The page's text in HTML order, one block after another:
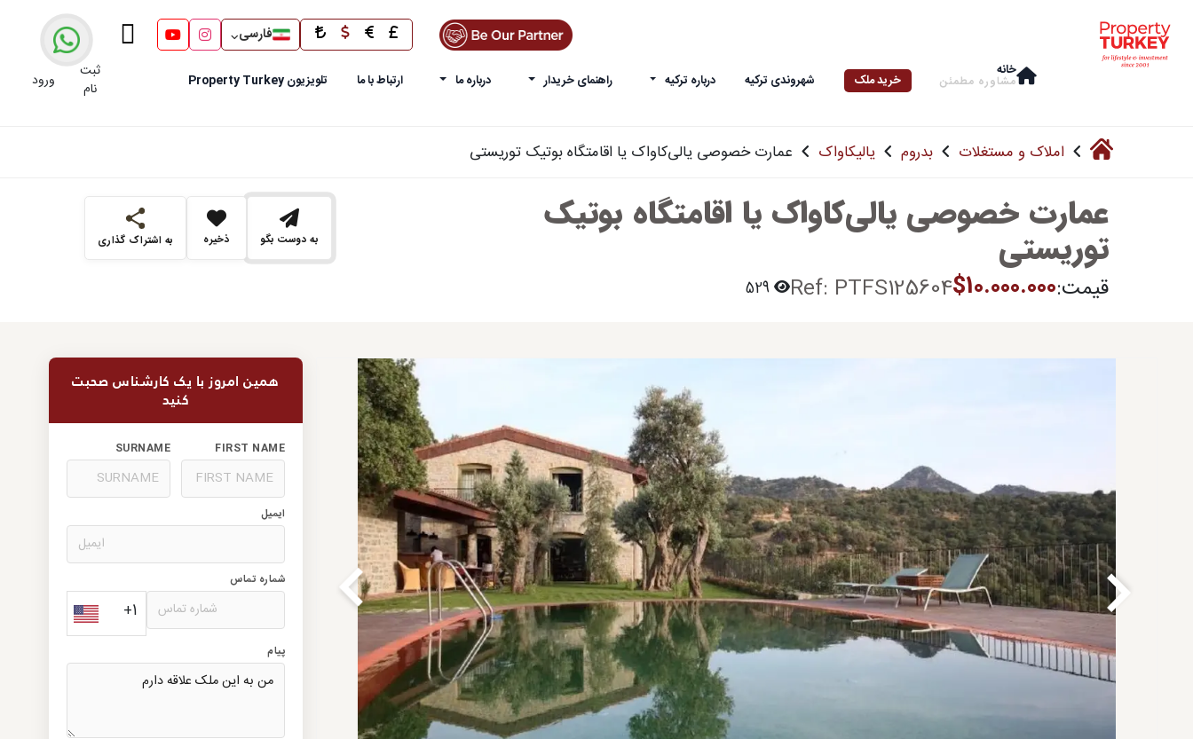
فارسی
خانه
مشاوره‌ مطمئن خرید ملک شهروندی ترکیه درباره ترکیه راهنمای خریدار درباره ما ارتباط با ما تلویزیون Property Turkey
ثبت
نام
ورود
املاک و مستغلات بدروم یالیکاواک عمارت خصوصی یالی‌کاواک یا اقامتگاه بوتیک توریستی
عمارت خصوصی یالی‌کاواک یا اقامتگاه بوتیک
توریستی
قیمت:$10.000.000
Ref: PTFS125604
به دوست بگو ذخیره به اشتراک گذاری
همین امروز با یک کارشناس صحبت
کنید
FIRST NAME
SURNAME
ایمیل
شماره تماس
+1
پیام